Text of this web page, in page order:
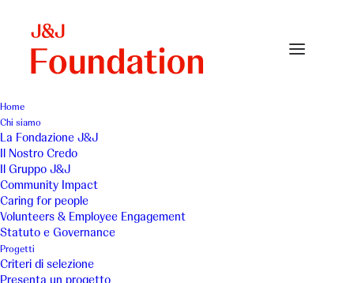
Home
Chi siamo
La Fondazione J&J
Il Nostro Credo
Il Gruppo J&J
Community Impact
Caring for people
Volunteers & Employee Engagement
Statuto e Governance
Progetti
Criteri di selezione
Presenta un progetto
Prog 16_Villaggio del fanciullo
Home